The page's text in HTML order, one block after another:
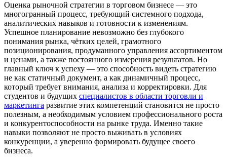
Оценка рыночной стратегии в торговом бизнесе — это
многогранный процесс, требующий системного подхода,
аналитических навыков и готовности к изменениям.
Успешное планирование невозможно без глубокого
понимания рынка, чётких целей, грамотного
позиционирования, продуманного управления ассортиментом
и ценами, а также постоянного измерения результатов. Но
главный ключ к успеху — это способность видеть стратегию
не как статичный документ, а как динамичный процесс,
который требует внимания, анализа и корректировки. Для
студентов и будущих специалистов в области торговли и
маркетинга развитие этих компетенций становится не просто
полезным, а необходимым условием профессионального роста
и конкурентоспособности на рынке труда. Именно такие
навыки позволяют не просто выживать в условиях
конкуренции, а уверенно формировать будущее своего
бизнеса.